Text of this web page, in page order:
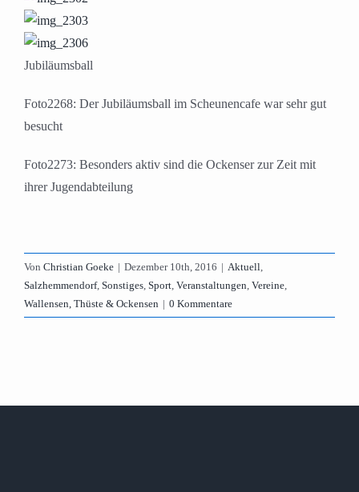
Jubiläumsball
Foto2268: Der Jubiläumsball im Scheunencafe war sehr gut
besucht
Foto2273: Besonders aktiv sind die Ockenser zur Zeit mit
ihrer Jugendabteilung
Von Christian Goeke | Dezember 10th, 2016 | Aktuell,
Salzhemmendorf, Sonstiges, Sport, Veranstaltungen, Vereine,
Wallensen, Thüste & Ockensen | 0 Kommentare